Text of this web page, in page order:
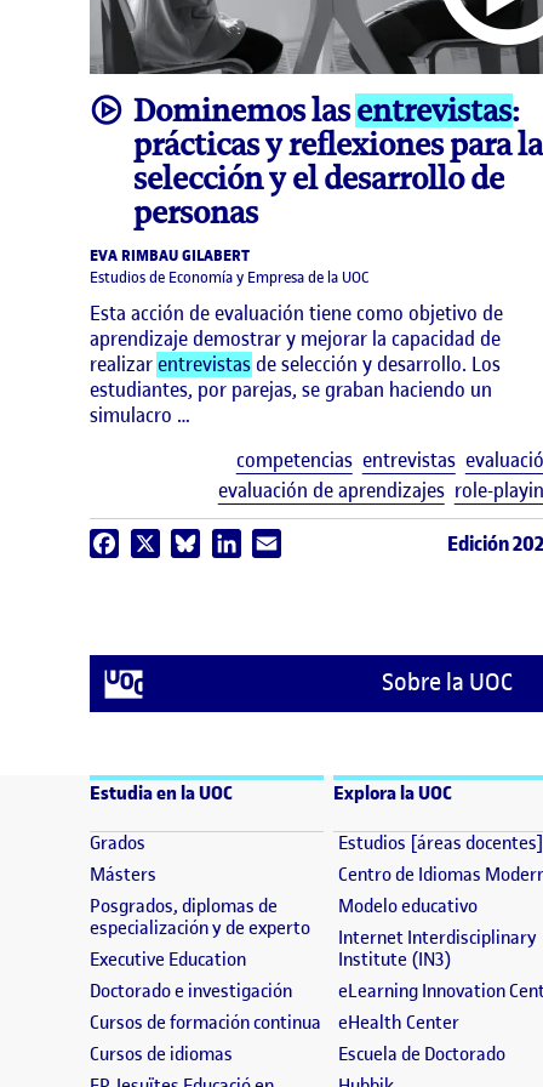
videoDominemos lasentrevistas:
prácticas y reflexiones para la
selección y el desarrollo de
personas
EVA RIMBAU GILABERT
Estudios de Economía y Empresa de la UOC
Esta acción de evaluación tiene como objetivo de
aprendizaje demostrar y mejorar la capacidad de
realizarentrevistas de selección y desarrollo. Los
estudiantes, por parejas, se graban haciendo un
simulacro …
competencias entrevistas
evaluación de aprendizajes role-
Facebook BlueskyLinkedIn Edición
Sobre la UOC
Estudia en la UOC
Grados (se abre en nueva ventana)
Másters (se abre en nueva ventana)
Posgrados, diplomas de
especialización y de experto(se abre en nueva ventana)
Executive Education(se abre en nueva ventana)
Doctorado e investigación(se abre en nueva ventana)
Cursos de formación continua (se abre en nueva ventana)
Cursos de idiomas (se abre en nueva ventana)
Explora la UOC
Estudios [áreas docentes]
Centro de Idiomas
Modelo educativo(se
Internet Interdisciplinary
Institute (IN3)(se abre
eLearning Innovation
eHealth Center(se abre
Escuela de Doctorado(se